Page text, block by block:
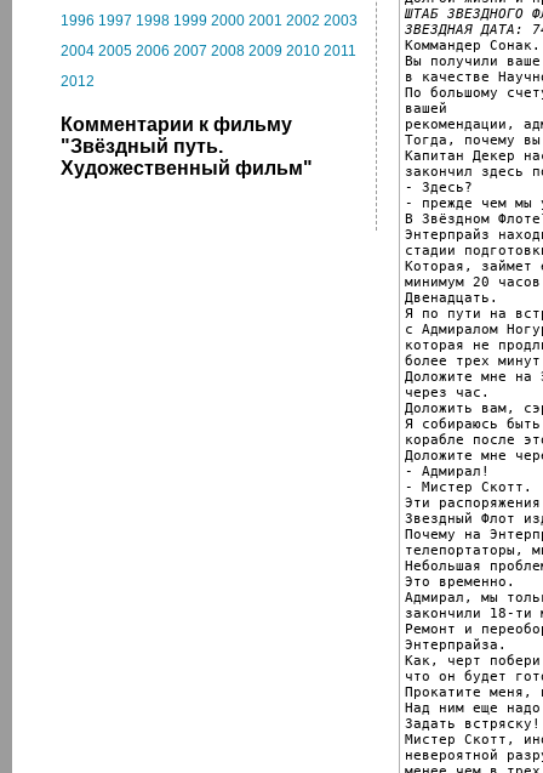
1996 1997 1998 1999 2000 2001 2002 2003
2004 2005 2006 2007 2008 2009 2010 2011
2012
Комментарии к фильму
"Звёздный путь.
Художественный фильм"
ШТАБ ЗВЕЗДНОГО
ЗВЕЗДНАЯ ДАТА:
Коммандер Сонак.
Вы получили
в качестве
По большому
вашей
рекомендации,
Тогда, почему
Капитан Декер
закончил здесь
- Здесь?
- прежде чем мы
В Звёздном
Энтерпрайз
стадии
Которая, займет
минимум 20 часов
Двенадцать.
Я по пути на
с Адмиралом
которая не
более трех
Доложите мне на
через час.
Доложить вам,
Я собираюсь
корабле после
Доложите мне
- Адмирал!
- Мистер Скотт.
Эти
Звездный Флот
Почему на
телепортаторы,
Небольшая
Это временно.
Адмирал, мы
закончили 18-
Ремонт и
Энтерпрайза.
Как, черт
что он будет
Прокатите меня,
Над ним еще
Задать встряску!
Мистер Скотт,
невероятной